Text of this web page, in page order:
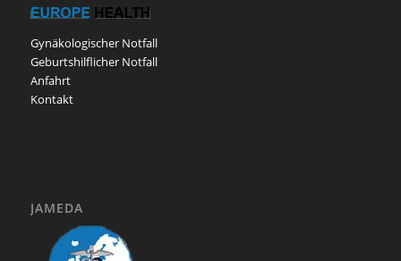
Gynäkologischer Notfall
Geburtshilflicher Notfall
Anfahrt
Kontakt
JAMEDA